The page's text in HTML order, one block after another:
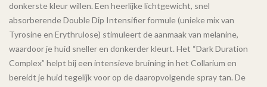
donkerste kleur willen. Een heerlijke lichtgewicht, snel
absorberende Double Dip Intensifier formule (unieke mix van
Tyrosine en Erythrulose) stimuleert de aanmaak van melanine,
waardoor je huid sneller en donkerder kleurt. Het “Dark Duration
Complex” helpt bij een intensieve bruining in het Collarium en
bereidt je huid tegelijk voor op de daaropvolgende spray tan. De